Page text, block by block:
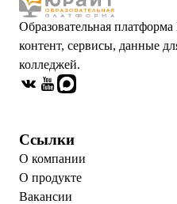
Образовательная
контент, сервисы, данные
колледжей.
Ссылки
О компании
О продукте
Вакансии